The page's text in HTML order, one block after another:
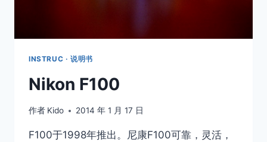
INSTRUC · 说明书
Nikon F100
作者 Kido 2014 年 1 月 17 日
F100于1998年推出。尼康F100可靠，灵活，